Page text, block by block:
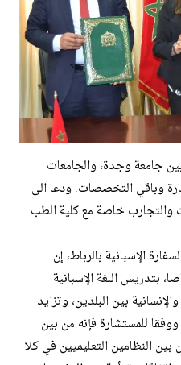
جامعة وجدة، والجامعات
وباقي التخصصات. ودعا الى
والتجارب خاصة مع كلية الطب
الإسبانية بالرباط، إن
بتدريس اللغة الإسبانية
بين البلدين، وتزايد
للمستشارة فإنه من بين
بين النظامين التعليميين في كلا